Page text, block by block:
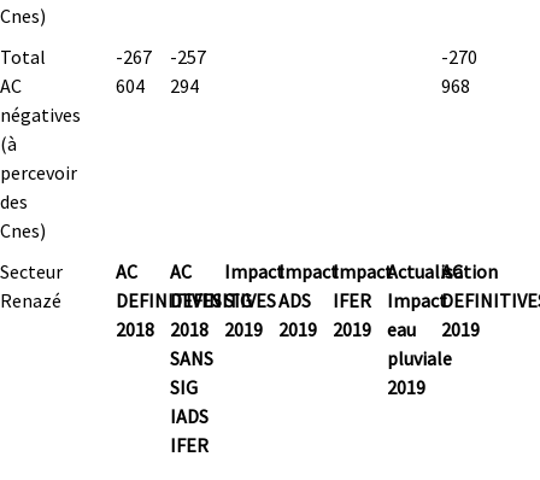
Cnes)
Total
AC
négatives
(à
percevoir
des
Cnes)
-267
604
-257
294
-270
968
Secteur
Renazé
AC
DEFINITIVES
2018
AC
DEFINITIVES
2018
SANS
SIG
IADS
IFER
Impact
SIG
2019
Impact
ADS
2019
Impact
IFER
2019
Actualisation
Impact
eau
pluviale
2019
AC
2019